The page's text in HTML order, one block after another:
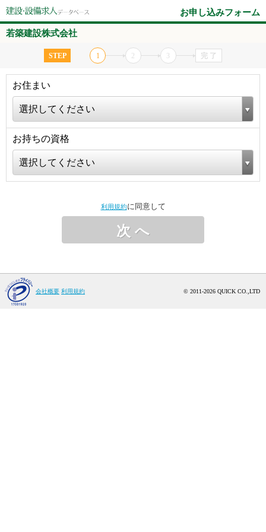
お申し込みフォーム
若築建設株式会社
STEP 1 2 完 了
お住まい
選択してください
お持ちの資格
選択してください
利用規約に同意して
次 へ
© 2011-2026 QUICK CO.,LTD
会社概要 利用規約